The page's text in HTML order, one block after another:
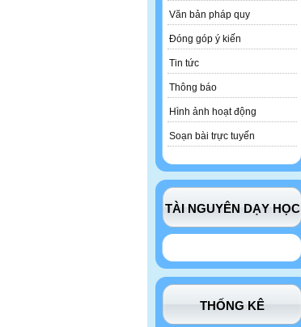
Văn bản pháp quy
Đóng góp ý kiến
Tin tức
Thông báo
Hình ảnh hoạt động
Soạn bài trực tuyến
TÀI NGUYÊN DẠY HỌC
THỐNG KÊ